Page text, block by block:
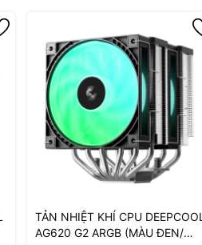
TẢN NHIỆT KHÍ CPU DEEPCOOL
AG620 G2 ARGB (MÀU ĐEN/